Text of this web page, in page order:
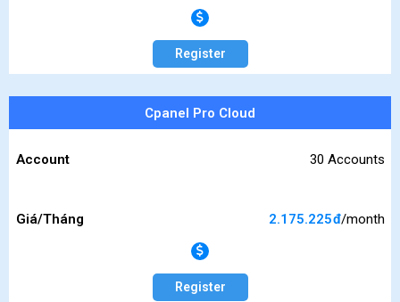
Register
Cpanel Pro Cloud
Account 30 Accounts
Giá/Tháng 2.175.225đ/month
Register